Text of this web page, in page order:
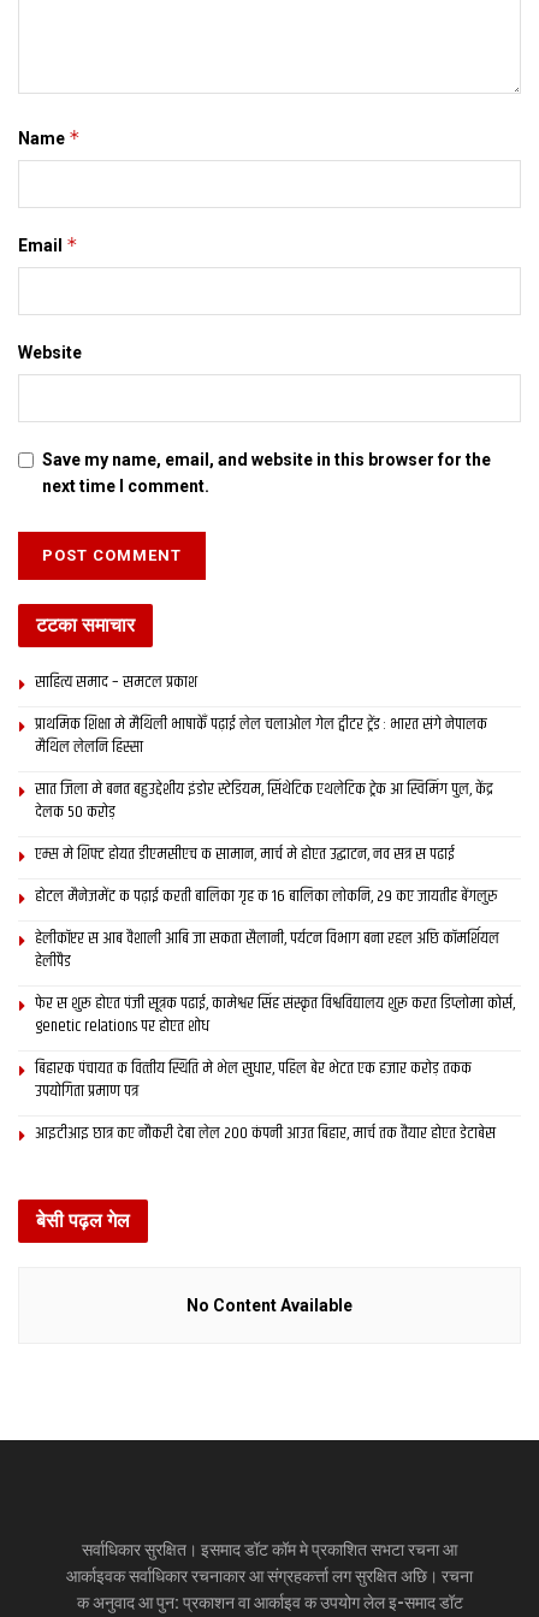
Name *
Email *
Website
Save my name, email, and website in this browser for the
next time I comment.
टटका समाचार
साहित्य समाद – समटल प्रकाश
प्राथमिक शि‍क्षा मे मैथि‍ली भाषाकेँ पढ़ाई लेल चलाओल गेल ट्वीटर ट्रेंड : भारत संगे नेपालक
मैथिल लेलनि हिस्सा
सात जिला मे बनत बहुउद्देशीय इंडोर स्‍टेडि‍यम, सिंथेटिक एथलेटिक ट्रेक आ स्विमिंग पुल, केंद्र
देलक 50 करोड़
एम्स मे शिफ्ट होयत डीएमसीएच क सामान, मार्च मे होएत उद्घाटन, नव सत्र स पढाई
होटल मैनेजमेंट क पढ़ाई करती बालिका गृह क 16 बालिका लोकनि, 29 कए जायतीह बेंगलुरु
हेलीकॉप्टर स आब वैशाली आबि जा सकता सैलानी, पर्यटन विभाग बना रहल अछि कॉमर्शियल
हेलीपैड
फेर स शुरू होएत पंजी सूत्रक पढाई, कामेश्वर सिंह संस्कृत विश्वविद्यालय शुरू करत डिप्लोमा कोर्स,
genetic relations पर होएत शोध
बिहारक पंचायत क वित्‍तीय स्थिति मे भेल सुधार, पहिल बेर भेटत एक हजार करोड़ तकक
उपयोगिता प्रमाण पत्र
आइटीआइ छात्र कए नौकरी देबा लेल 200 कंपनी आउत बिहार, मार्च तक तैयार होएत डेटाबेस
बेसी पढ़ल गेल
No Content Available
सर्वाधिकार सुरक्षित। इसमाद डॉट कॉम मे प्रकाशित सभटा रचना आ
आर्काइवक सर्वाधिकार रचनाकार आ संग्रहकर्त्ता लग सुरक्षित अछि। रचना
क अनुवाद आ पुन: प्रकाशन वा आर्काइव क उपयोग लेल इ-समाद डॉट